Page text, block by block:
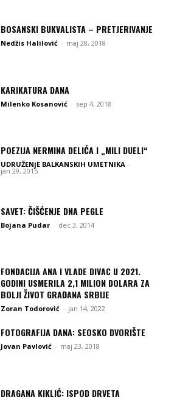
BOSANSKI BUKVALISTA – PRETJERIVANJE
Nedžis Halilović - maj 28, 2018
KARIKATURA DANA
Milenko Kosanović - sep 4, 2018
POEZIJA NERMINA DELIĆA I „MILI DUELI“
UDRUŽENjE BALKANSKIH UMETNIKA -
jan 29, 2015
SAVET: ČIŠĆENJE DNA PEGLE
Bojana Pudar - dec 3, 2014
FONDACIJA ANA I VLADE DIVAC U 2021.
GODINI USMERILA 2,1 MILION DOLARA ZA
BOLJI ŽIVOT GRAĐANA SRBIJE
Zoran Todorović - jan 14, 2022
FOTOGRAFIJA DANA: SEOSKO DVORIŠTE
Jovan Pavlović - maj 23, 2018
DRAGANA KIKLIĆ: ISPOD DRVETA